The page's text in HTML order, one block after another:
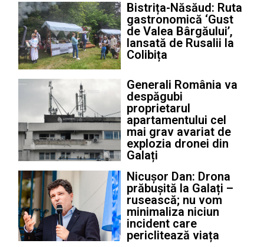
Bistrița-Năsăud: Ruta
gastronomică ‘Gust
de Valea Bârgăului’,
lansată de Rusalii la
Colibița
Generali România va
despăgubi
proprietarul
apartamentului cel
mai grav avariat de
explozia dronei din
Galați
Nicușor Dan: Drona
prăbușită la Galați –
rusească; nu vom
minimaliza niciun
incident care
periclitează viața